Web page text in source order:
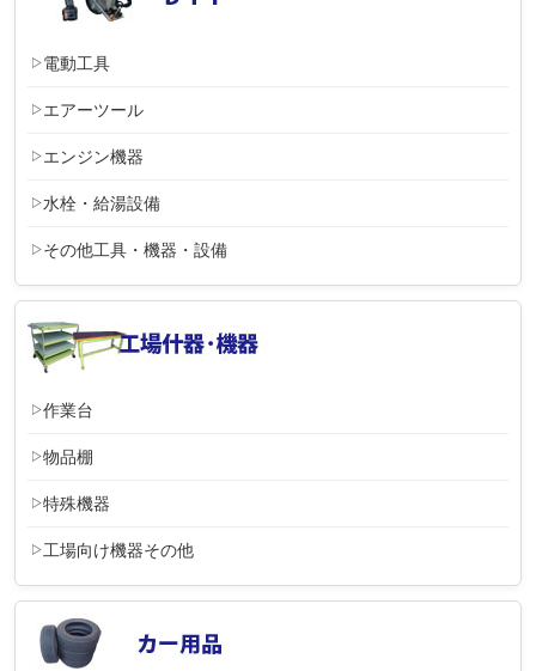
電動工具
エアーツール
エンジン機器
水栓・給湯設備
その他工具・機器・設備
作業台
物品棚
特殊機器
工場向け機器その他